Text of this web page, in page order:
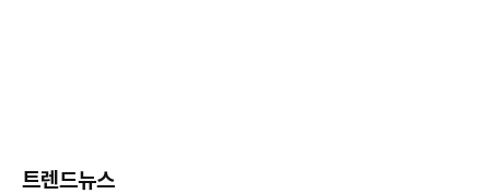
트렌드뉴스